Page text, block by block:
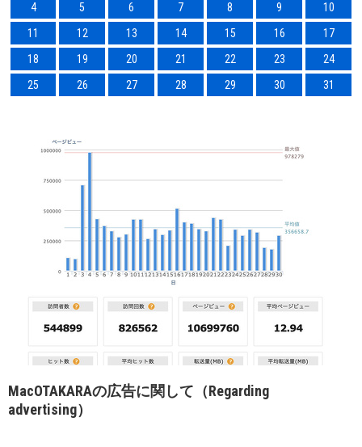
4
5 6 7 8 9
10
11
12 13 14 15 16
17
18
19 20 21 22 23
24
25
26 27 28 29 30 31
MacOTAKARAの広告に関して（Regarding
advertising）